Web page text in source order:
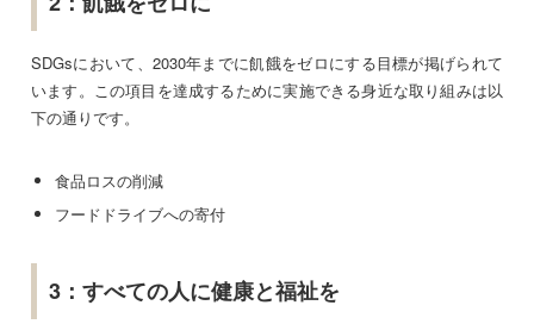
SDGsにおいて、2030年までに飢餓をゼロにする目標が掲げられて
います。この項目を達成するために実施できる身近な取り組みは以
下の通りです。
食品ロスの削減
フードドライブへの寄付
3：すべての人に健康と福祉を